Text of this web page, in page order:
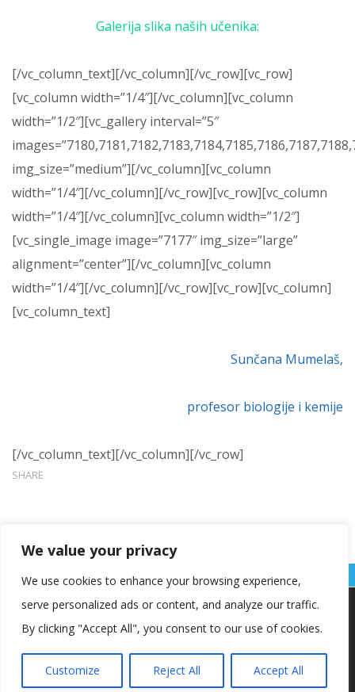
We value your privacy
We use cookies to enhance your browsing experience,
serve personalized ads or content, and analyze our traffic.
By clicking "Accept All", you consent to our use of cookies.
Customize Reject All Accept All
Galerija slika naših učenika:
[/vc_column_text][/vc_column][/vc_row][vc_row]
[vc_column width=”1/4″][/vc_column][vc_column
width=”1/2″][vc_gallery interval=”5″
img_size=”medium”][/vc_column][vc_column
width=”1/4″][/vc_column][/vc_row][vc_row][vc_column
width=”1/4″][/vc_column][vc_column width=”1/2″]
[vc_single_image image=”7177″ img_size=”large”
alignment=”center”][/vc_column][vc_column
width=”1/4″][/vc_column][/vc_row][vc_row][vc_column]
[vc_column_text]
Sunčana Mumelaš,
profesor biologije i kemije
[/vc_column_text][/vc_column][/vc_row]
SHARE
Copyright © OŠ Kajzerica
Koristimo kolačiće kako bismo vam pružili najbolje iskustvo na
našoj web stranici.
Informacije o kolačićima koje koristimo ili opcije za
Prihvaćam